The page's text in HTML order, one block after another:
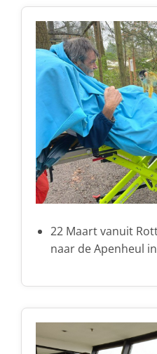
22 Maart vanuit
naar de Apenheul